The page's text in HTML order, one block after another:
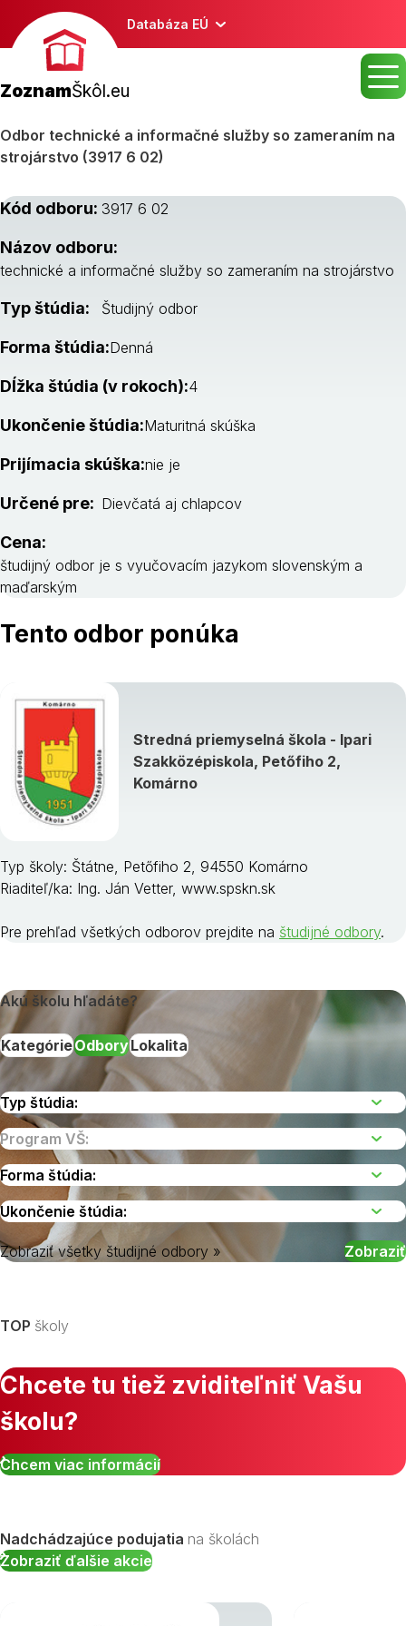
Databáza EÚ
ZoznamŠkôl.eu
Odbor technické a informačné služby so zameraním na
strojárstvo (3917 6 02)
Kód odboru: 3917 6 02
Názov odboru:
technické a informačné služby so zameraním na strojárstvo
Typ štúdia: Študijný odbor
Forma štúdia:Denná
Dĺžka štúdia (v rokoch):4
Ukončenie štúdia:Maturitná skúška
Prijímacia skúška:nie je
Určené pre: Dievčatá aj chlapcov
Cena:
študijný odbor je s vyučovacím jazykom slovenským a
maďarským
Tento odbor ponúka
Stredná priemyselná škola - Ipari
Szakközépiskola, Petőfiho 2,
Komárno
Typ školy: Štátne, Petőfiho 2, 94550 Komárno
Riaditeľ/ka: Ing. Ján Vetter, www.spskn.sk
Pre prehľad všetkých odborov prejdite na študijné odbory.
Akú školu hľadáte?
KategórieOdboryLokalita
Zobraziť všetky študijné odbory »
TOP školy
Chcete tu tiež zviditeľniť Vašu
školu?
Chcem viac informácií
Nadchádzajúce podujatia na školách
Zobraziť ďalšie akcie